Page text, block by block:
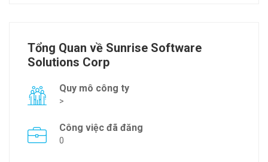
Tổng Quan về Sunrise Software
Solutions Corp
Quy mô công ty
>
Công việc đã đăng
0